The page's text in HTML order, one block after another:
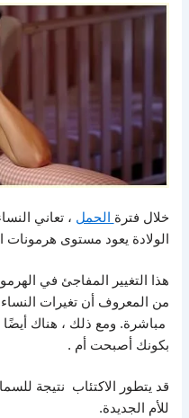
خلال فترة الحمل ، تعاني
الولادة يعود مستوى
هذا التغيير المفاجئ في
من المعروف أن تغيرات النساء
مباشرة. ومع ذلك ، هناك أيضًا
بكونك أصبحت أم .
قد يتطور الاكتئاب نتيجة
للأم الجديدة.